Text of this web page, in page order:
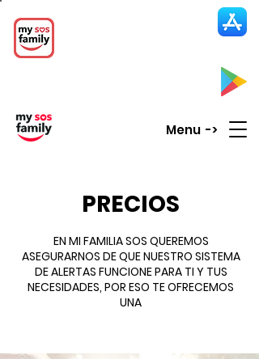
Menu ->
PRECIOS
EN MI FAMILIA SOS QUEREMOS
ASEGURARNOS DE QUE NUESTRO SISTEMA
DE ALERTAS FUNCIONE PARA TI Y TUS
NECESIDADES, POR ESO TE OFRECEMOS
UNA